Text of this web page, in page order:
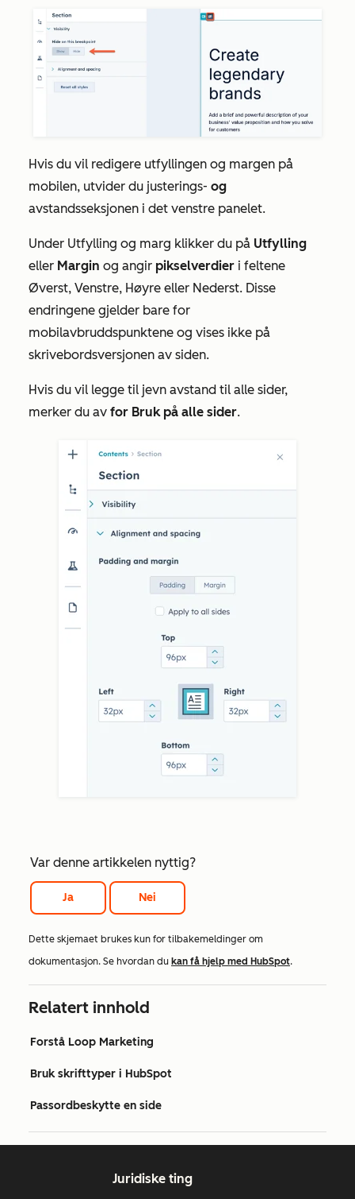
Hvis du vil redigere utfyllingen og margen på
mobilen, utvider du justerings- og
avstandsseksjonen i det venstre panelet.
Under Utfylling og marg klikker du på Utfylling
eller Margin og angir pikselverdier i feltene
Øverst, Venstre, Høyre eller Nederst. Disse
endringene gjelder bare for
mobilavbruddspunktene og vises ikke på
skrivebordsversjonen av siden.
Hvis du vil legge til jevn avstand til alle sider,
merker du av for Bruk på alle sider.
Var denne artikkelen nyttig?
Ja Nei
Dette skjemaet brukes kun for tilbakemeldinger om
dokumentasjon. Se hvordan du kan få hjelp med HubSpot.
Relatert innhold
Forstå Loop Marketing
Bruk skrifttyper i HubSpot
Passordbeskytte en side
Juridiske ting